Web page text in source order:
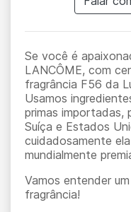
Se você é
LANCÔME, com
fragrância F56 da
Usamos
primas importadas,
Suíça e Estados
cuidadosamente
mundialmente
Vamos entender
fragrância!